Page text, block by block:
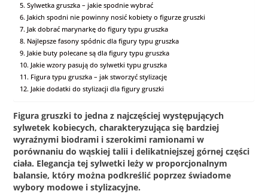
Sylwetka gruszka – jakie spodnie wybrać
Jakich spodni nie powinny nosić kobiety o figurze gruszki
Jak dobrać marynarkę do figury typu gruszka
Najlepsze fasony spódnic dla figury typu gruszka
Jakie buty polecane są dla figury typu gruszka
Jakie wzory pasują do sylwetki typu gruszka
Figura typu gruszka – jak stworzyć stylizację
Jakie dodatki do stylizacji dla figury gruszki
Figura gruszki to jedna z najczęściej występujących
sylwetek kobiecych, charakteryzująca się bardziej
wyraźnymi biodrami i szerokimi ramionami w
porównaniu do wąskiej talii i delikatniejszej górnej części
ciała. Elegancja tej sylwetki leży w proporcjonalnym
balansie, który można podkreślić poprzez świadome
wybory modowe i stylizacyjne.